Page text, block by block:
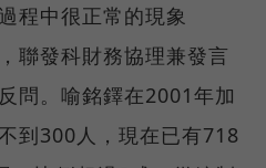
程中很正常的現象
聯發科財務協理兼發言
問。喻銘鐸在2001年加
到300人，現在已有718